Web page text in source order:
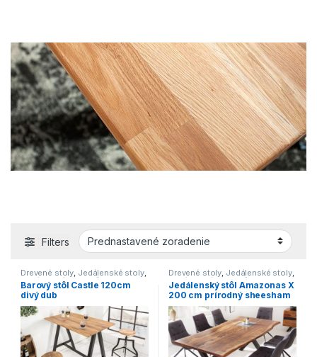
Filters
Drevené stoly Jedálenské stoly,
Jedálenské stoly s čiernou
podnožou,Jedálenské stoly v
industriálnom štýle
stoly v modernom štýle
Jedálenské stoly zo svetlého
dreva,Novinky ,Stoly
Barový stôl Castle 120cm
divý dub
Drevené stoly Jedálenské stoly,
Jedálenské stoly s čiernou
podnožou,Jedálenské stoly v
industriálnom štýle,Jedálenské
stoly zo svetlého dreva
Stoly
Jedálenský stôl Amazonas X
200 cm prírodný sheesham
»